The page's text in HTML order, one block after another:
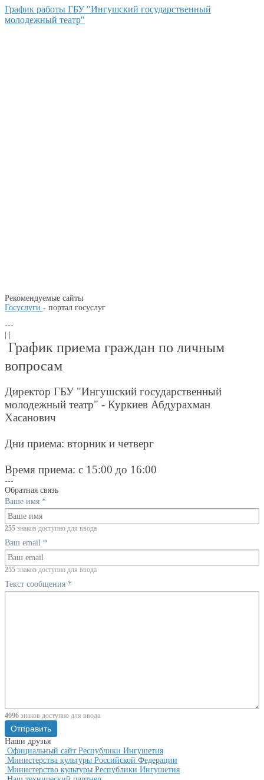
График работы ГБУ "Ингушский государственный
молодежный театр"
Рекомендуемые сайты
Госуслуги - портал госуслуг
---
График приема граждан по личным
вопросам
Директор ГБУ "Ингушский государственный
молодежный театр" - Куркиев Абдурахман
Хасанович
Дни приема: вторник и четверг
Время приема: с 15:00 до 16:00
---
Обратная связь
Ваше имя *
255 знаков доступно для ввода
Ваш email *
255 знаков доступно для ввода
Текст сообщения *
4096 знаков доступно для ввода
Наши друзья
Официальный сайт Республики Ингушетия
Министерства культуры Российской Федерации
Министерство культуры Республики Ингушетия